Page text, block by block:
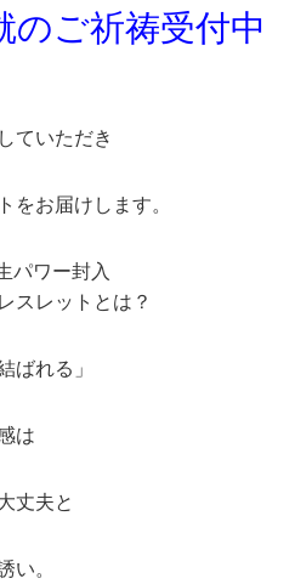
のご祈祷受付中
ていただき
をお届けします。
パワー封入
スレットとは？
ばれる」
は
丈夫と
い。